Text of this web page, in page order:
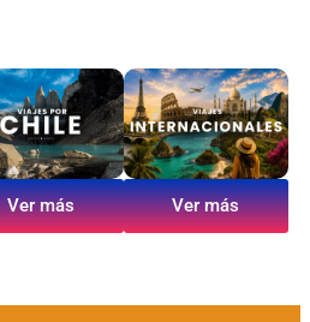
Ver más Ver más